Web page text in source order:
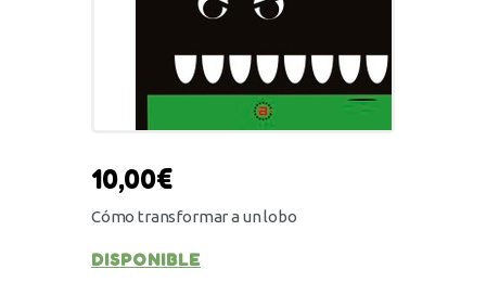
10,00€
Cómo transformar a un lobo
DISPONIBLE